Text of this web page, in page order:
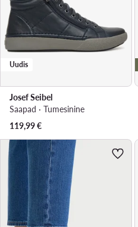
Uudis
Josef Seibel
Saapad · Tumesinine
119,99€